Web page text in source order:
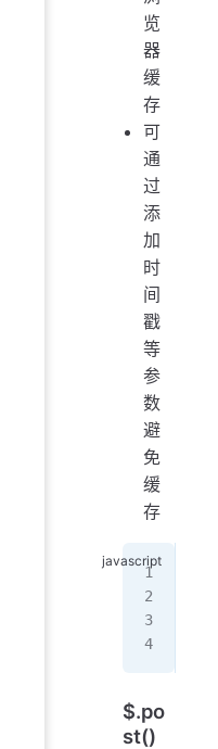
览
器
缓
存
可
通
过
添
加
时
间
戳
等
参
数
避
免
缓
存
$.po
st()